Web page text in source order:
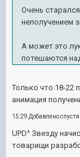
Очень
неполучением
А может это
потешаются
Только что 18-22
анимация
15:29 Добавлено
UPD^ Звезду
товарищи